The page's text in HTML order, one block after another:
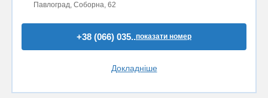
Павлоград, Соборна, 62
+38 (066) 035..показати номер
Докладніше